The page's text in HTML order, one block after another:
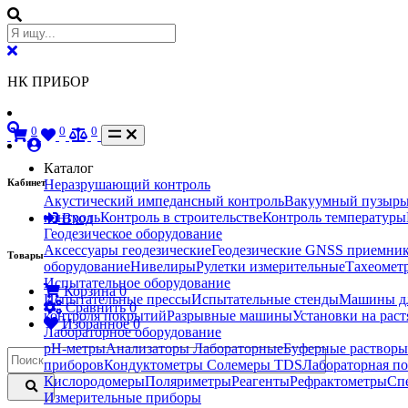
НК ПРИБОР
Кабинет
Вход
Товары
Корзина0
Сравнить0
Избранное0
0 0 0
Каталог
Неразрушающий контроль
Акустический импедансный контрольВакуумный
контрольКонтроль в строительствеКонтроль температуры
Геодезическое оборудование
Аксессуары геодезическиеГеодезические GNSS
оборудованиеНивелирыРулетки измерительные
Испытательное оборудование
Испытательные прессыИспытательные стендыМашины
контроля покрытийРазрывные машиныУстановки на
Лабораторное оборудование
pH-метрыАнализаторы ЛабораторныеБуферные растворы
приборовКондуктометры Солемеры TDSЛабораторная
КислородомерыПоляриметрыРеагентыРефрактометры
Измерительные приборы